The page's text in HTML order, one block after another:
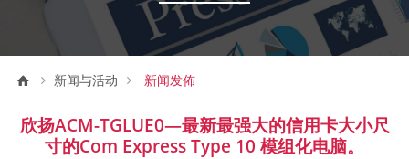
新闻与活动 新闻发佈
欣扬ACM-TGLUE0—最新最强大的信用卡大小尺
寸的Com Express Type 10 模组化电脑。